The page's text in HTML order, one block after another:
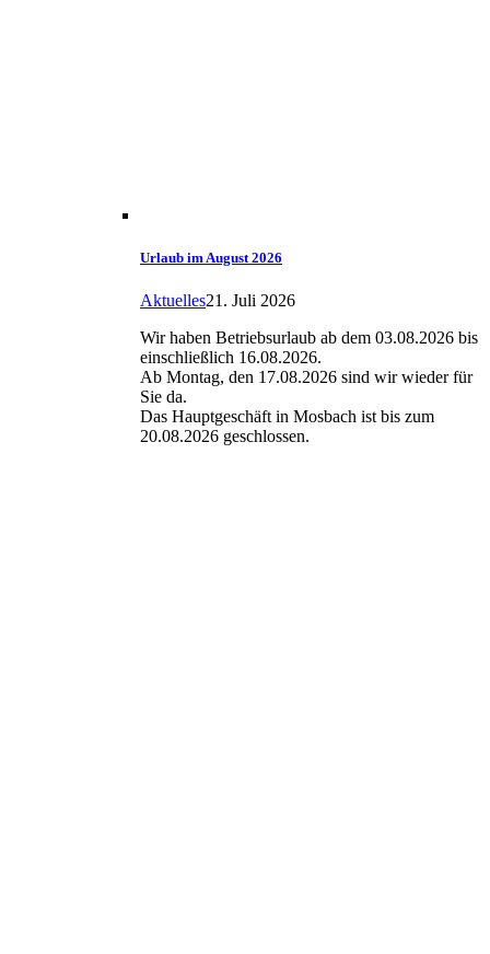
Urlaub im August 2026
Aktuelles21. Juli 2026
Wir haben Betriebsurlaub ab dem 03.08.2026 bis
einschließlich 16.08.2026.
Ab Montag, den 17.08.2026 sind wir wieder für
Sie da.
Das Hauptgeschäft in Mosbach ist bis zum
20.08.2026 geschlossen.